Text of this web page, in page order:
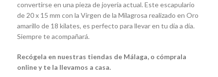
convertirse en una pieza de joyería actual. Este escapulario
de 20 x 15 mm con la Virgen de la Milagrosa realizado en Oro
amarillo de 18 kilates, es perfecto para llevar en tu día a día.
Siempre te acompañará.
Recógela en nuestras tiendas de Málaga, o cómprala
online y te la llevamos a casa.